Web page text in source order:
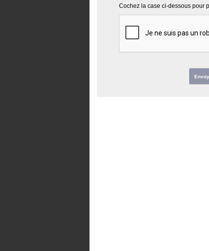
Cochez la case ci-dessous pour